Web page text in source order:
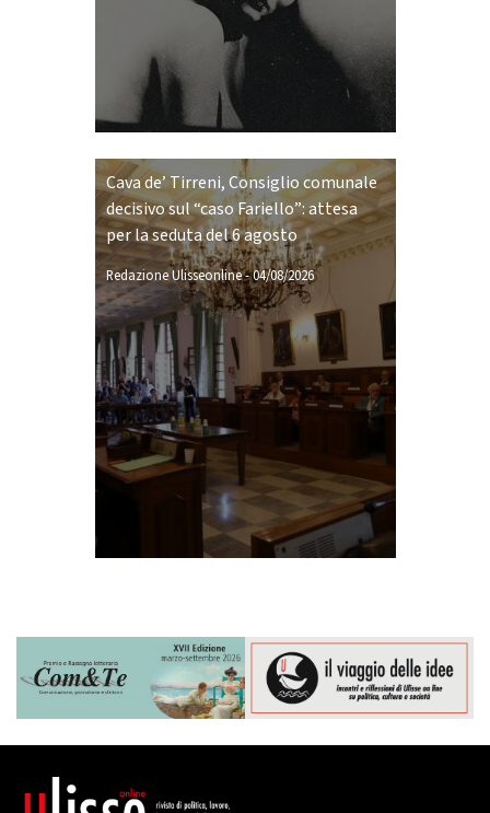
Cava de’ Tirreni, Consiglio comunale
decisivo sul “caso Fariello”: attesa
per la seduta del 6 agosto
Redazione Ulisseonline-04/08/2026